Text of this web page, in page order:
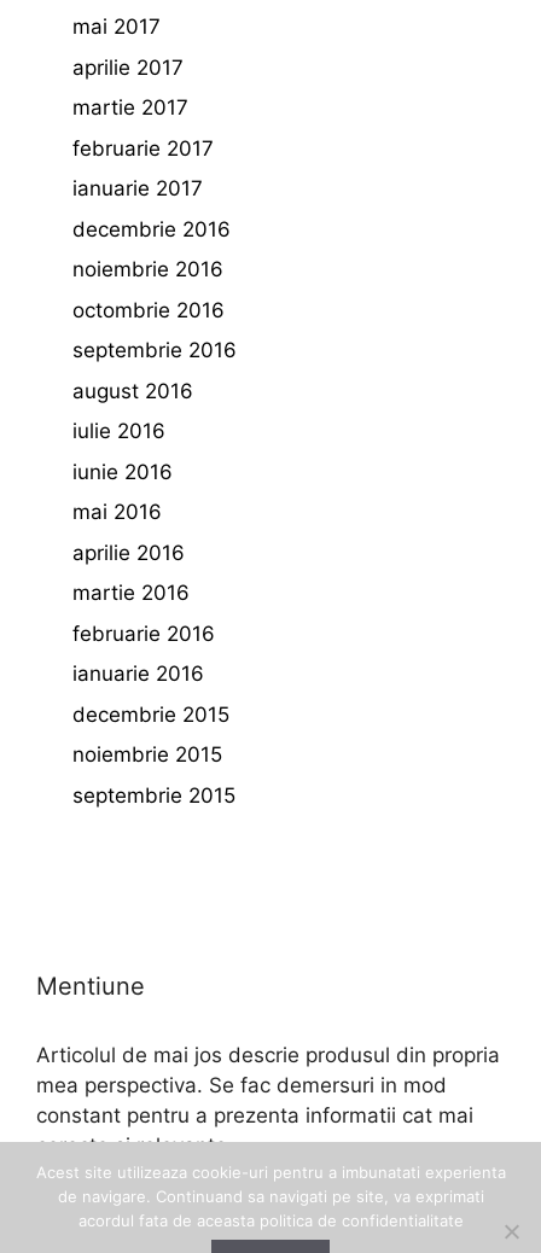
mai 2017
aprilie 2017
martie 2017
februarie 2017
ianuarie 2017
decembrie 2016
noiembrie 2016
octombrie 2016
septembrie 2016
august 2016
iulie 2016
iunie 2016
mai 2016
aprilie 2016
martie 2016
februarie 2016
ianuarie 2016
decembrie 2015
noiembrie 2015
septembrie 2015
Mentiune
Articolul de mai jos descrie produsul din propria
mea perspectiva. Se fac demersuri in mod
constant pentru a prezenta informatii cat mai
corecte si relevante.
Acest site utilizeaza cookie-uri pentru a imbunatati experienta
de navigare. Continuand sa navigati pe site, va exprimati
acordul fata de aceasta politica de confidentialitate